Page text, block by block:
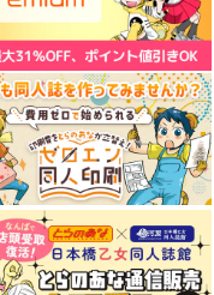
ファミレス行こ。 下
KADOKAWA
858円（税込）
サンプル
作品詳細